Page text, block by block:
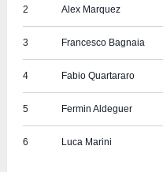
2 Alex Marquez
3 Francesco Bagnaia
4 Fabio Quartararo
5 Fermin Aldeguer
6 Luca Marini